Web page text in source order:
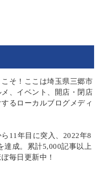
そ！ここは埼玉県三郷市
、イベント、開店・閉店
るローカルブログメディ
11年目に突入、2022年8
達成。累計5,000記事以上
毎日更新中！